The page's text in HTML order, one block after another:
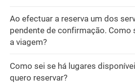
Ao efectuar a reserva um dos
pendente de confirmação. Como
a viagem?
Como sei se há lugares
quero reservar?